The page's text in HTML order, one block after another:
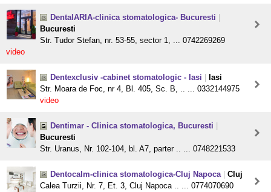
DentalARIA-clinica stomatologica- Bucuresti
Bucuresti
Str. Tudor Stefan, nr. 53-55, sector 1, ... 0742269269
video
Dentexclusiv -cabinet stomatologic - Iasi
Iasi
Str. Moara de Foc, nr 4, Bl. 405, Sc. B, .. ... 0332144975
video
Dentimar - Clinica stomatologica, Bucuresti
Bucuresti
Str. Uranus, Nr. 102-104, bl. A7, parter .. ... 0748221533
Dentocalm-clinica stomatologica-Cluj Napoca
Cluj
Calea Turzii, Nr. 7, Et. 3, Cluj Napoca .. ... 0774070690